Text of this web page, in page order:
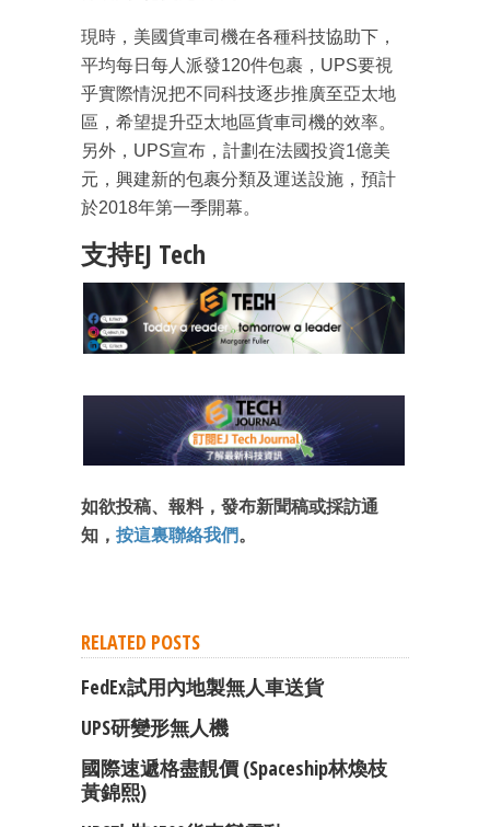
現時，美國貨車司機在各種科技協助下，
平均每日每人派發120件包裹，UPS要視
乎實際情況把不同科技逐步推廣至亞太地
區，希望提升亞太地區貨車司機的效率。
另外，UPS宣布，計劃在法國投資1億美
元，興建新的包裹分類及運送設施，預計
於2018年第一季開幕。
支持EJ Tech
如欲投稿、報料，發布新聞稿或採訪通
知， 按這裏聯絡我們。
RELATED POSTS
FedEx試用內地製無人車送貨
UPS研變形無人機
國際速遞格盡靚價 (Spaceship林煥枝
黃錦熙)